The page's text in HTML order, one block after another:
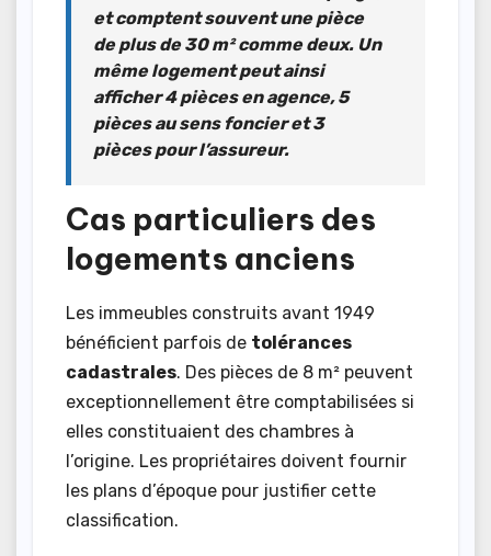
et comptent souvent une pièce
de plus de 30 m² comme deux. Un
même logement peut ainsi
afficher 4 pièces en agence, 5
pièces au sens foncier et 3
pièces pour l’assureur.
Cas particuliers des
logements anciens
Les immeubles construits avant 1949
bénéficient parfois de tolérances
cadastrales. Des pièces de 8 m² peuvent
exceptionnellement être comptabilisées si
elles constituaient des chambres à
l’origine. Les propriétaires doivent fournir
les plans d’époque pour justifier cette
classification.